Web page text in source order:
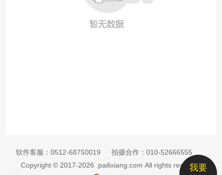
我要
软件客服： 0512-68750019 拍摄合作： 010-52666555
Copyright © 2017-2026 pailixiang.com All rights reserved